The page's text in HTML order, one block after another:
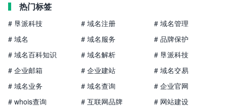
热门标签
# 垦派科技 # 域名注册
# 域名管理
# 域名
# 域名服务
# 品牌保护
# 域名百科知识
# 域名解析
# 垦派科技
# 企业邮箱
# 企业建站
# 域名交易
# 域名业务
# 域名查询
# 企业官网
# whois查询
# 互联网品牌
# 网站建设